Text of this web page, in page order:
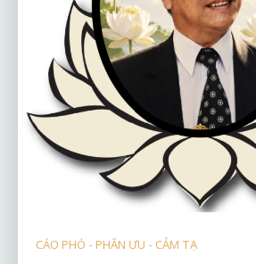
CÁO PHÓ - PHÂN ƯU - CẢM TẠ